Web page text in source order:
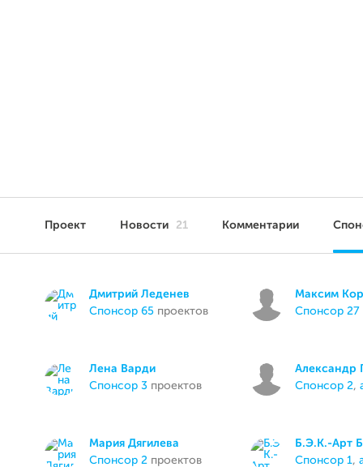
Проект Новости 21 Комментарии
Дмитрий Леденев
спонсор 65 проектов
Максим
спонсор 27
Лена Варди
спонсор 3 проектов
Александр
спонсор 2,
Мария Дягилева
спонсор 2 проектов
Б.Э.К.-Арт
спонсор 1,